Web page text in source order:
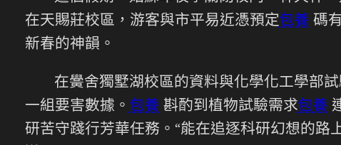
在天賜莊校區，游客與市平易近憑預定包養 碼
新春的神韻。
在黌舍獨墅湖校區的資料與化學化工學部
一組要害數據。 包養 斟酌到植物試驗需求包養
研苦守踐行芳華任務。“能在追逐科研幻想的路